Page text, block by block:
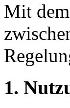
Mit
1.